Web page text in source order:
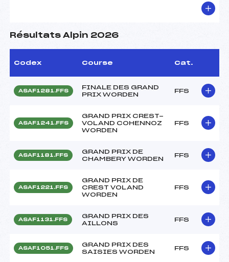
Résultats Alpin 2026
Codex Course Cat.
ASAF1281.FFS
FINALE DES GRAND
PRIX WORDEN
FFS
ASAF1241.FFS
GRAND PRIX CREST-
VOLAND COHENNOZ
WORDEN
FFS
ASAF1181.FFS
GRAND PRIX DE
CHAMBERY WORDEN
FFS
ASAF1221.FFS
GRAND PRIX DE
CREST VOLAND
WORDEN
FFS
ASAF1131.FFS
GRAND PRIX DES
AILLONS
FFS
ASAF1051.FFS
GRAND PRIX DES
SAISIES WORDEN
FFS